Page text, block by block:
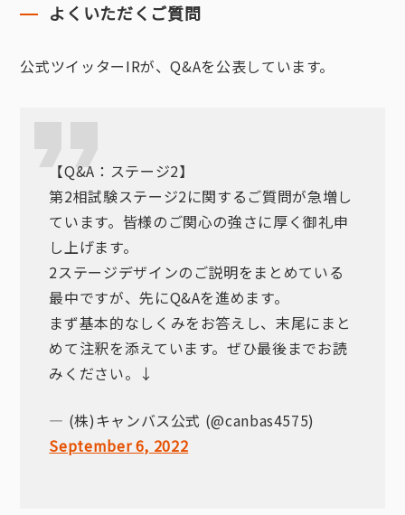
よくいただくご質問
公式ツイッターIRが、Q&Aを公表しています。
【Q&A：ステージ2】
第2相試験ステージ2に関するご質問が急増し
ています。皆様のご関心の強さに厚く御礼申
し上げます。
2ステージデザインのご説明をまとめている
最中ですが、先にQ&Aを進めます。
まず基本的なしくみをお答えし、末尾にまと
めて注釈を添えています。ぜひ最後までお読
みください。↓
— (株)キャンバス公式 (@canbas4575)
September 6, 2022